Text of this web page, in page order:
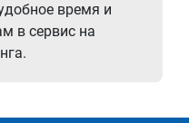
время и
в сервис на